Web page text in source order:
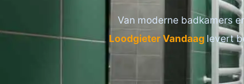
Van moderne badkamers
Loodgieter Vandaag levert